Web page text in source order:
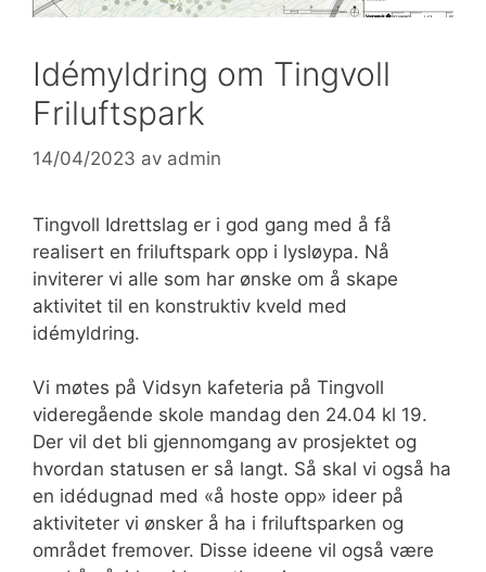
Idémyldring om Tingvoll
Friluftspark
14/04/2023 av admin
Tingvoll Idrettslag er i god gang med å få
realisert en friluftspark opp i lysløypa. Nå
inviterer vi alle som har ønske om å skape
aktivitet til en konstruktiv kveld med
idémyldring.
Vi møtes på Vidsyn kafeteria på Tingvoll
videregående skole mandag den 24.04 kl 19.
Der vil det bli gjennomgang av prosjektet og
hvordan statusen er så langt. Så skal vi også ha
en idédugnad med «å hoste opp» ideer på
aktiviteter vi ønsker å ha i friluftsparken og
området fremover. Disse ideene vil også være